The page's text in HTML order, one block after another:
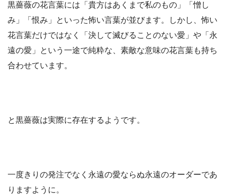
黒薔薇の花言葉には「貴方はあくまで私のもの」「憎し
み」「恨み」といった怖い言葉が並びます。しかし、怖い
花言葉だけではなく「決して滅びることのない愛」や「永
遠の愛」という一途で純粋な、素敵な意味の花言葉も持ち
合わせています。
と黒薔薇は実際に存在するようです。
一度きりの発注でなく永遠の愛ならぬ永遠のオーダーであ
りますように。